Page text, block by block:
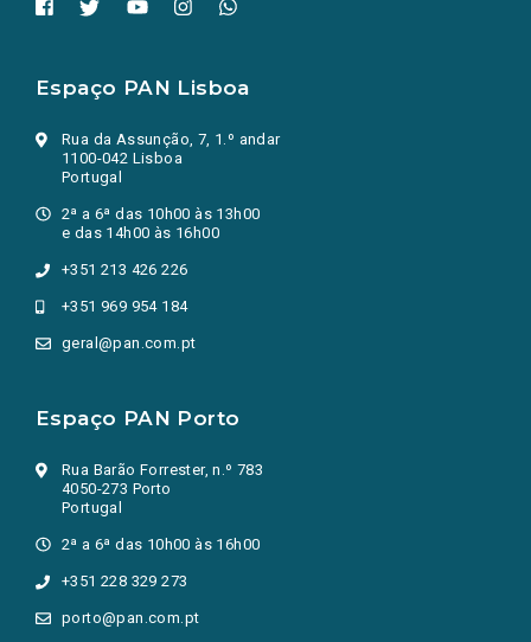
Espaço PAN Lisboa
Rua da Assunção, 7, 1.º andar
1100-042 Lisboa
Portugal
2ª a 6ª das 10h00 às 13h00
e das 14h00 às 16h00
+351 213 426 226
+351 969 954 184
geral@pan.com.pt
Espaço PAN Porto
Rua Barão Forrester, n.º 783
4050-273 Porto
Portugal
2ª a 6ª das 10h00 às 16h00
+351 228 329 273
porto@pan.com.pt